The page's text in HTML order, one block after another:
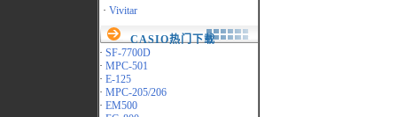
· Vivitar
CASIO热门下载
· SF-7700D
· MPC-501
· E-125
· MPC-205/206
· EM500